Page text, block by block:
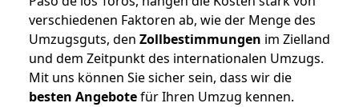
verschiedenen Faktoren ab, wie der Menge des
Umzugsguts, den Zollbestimmungen im Zielland
und dem Zeitpunkt des internationalen Umzugs.
Mit uns können Sie sicher sein, dass wir die
besten Angebotefür Ihren Umzug kennen.